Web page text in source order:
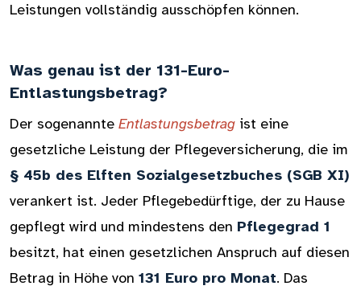
Leistungen vollständig ausschöpfen können.
Was genau ist der 131-Euro-
Entlastungsbetrag?
Der sogenannte Entlastungsbetrag ist eine
gesetzliche Leistung der Pflegeversicherung, die im
§ 45b des Elften Sozialgesetzbuches (SGB XI)
verankert ist. Jeder Pflegebedürftige, der zu Hause
gepflegt wird und mindestens den Pflegegrad 1
besitzt, hat einen gesetzlichen Anspruch auf diesen
Betrag in Höhe von 131 Euro pro Monat. Das